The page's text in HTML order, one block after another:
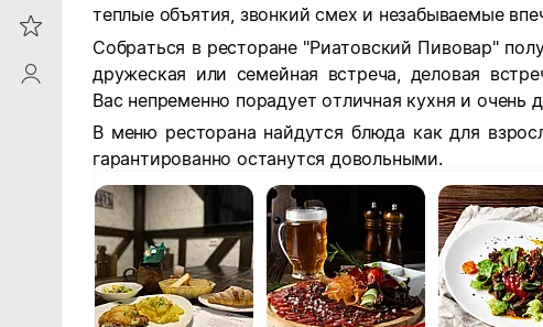
Reviews
ProfileSaby
теплые объятия, звонкий смех и незабываемые
Собраться в ресторане "Риатовский Пивовар"
дружеская или семейная встреча, деловая
Вас непременно порадует отличная кухня и очень
В меню ресторана найдутся блюда как для
гарантированно останутся довольными.